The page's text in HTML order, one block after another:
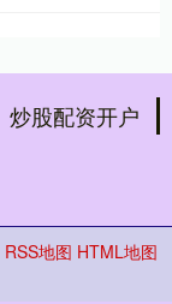
炒股配资开户
RSS地图 HTML地图